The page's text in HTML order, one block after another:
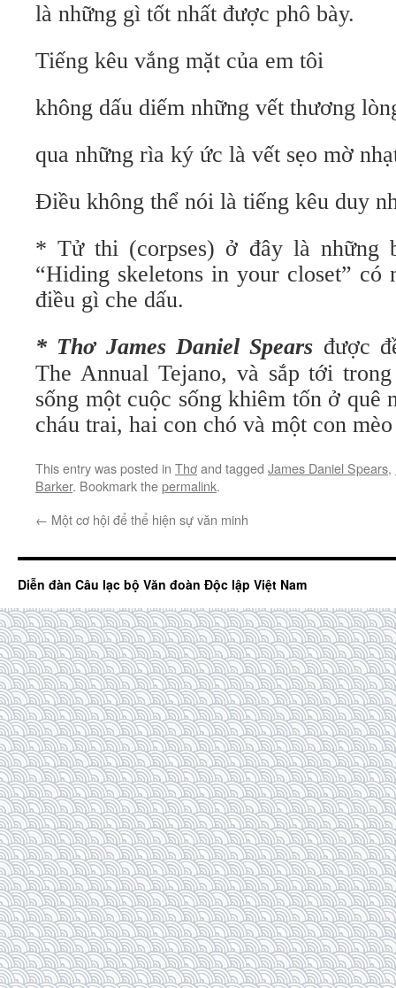
là những gì tốt nhất được phô bày.
Tiếng kêu vắng mặt của em tôi
không dấu diếm những vết thương
qua những rìa ký ức là vết sẹo mờ
Điều không thể nói là tiếng kêu duy
* Tử thi (corpses) ở đây là những
“Hiding skeletons in your closet” có
điều gì che dấu.
* Thơ James Daniel Spears được
The An­nual Tejano, và sắp tới
sống một cuộc sống khiêm tốn ở quê
cháu trai, hai con chó và một con
This entry was posted in Thơand tagged James Daniel Spears,
Barker. Bookmark thepermalink.
← Một cơ hội để thể hiện sự văn minh
Diễn đàn Câu lạc bộ Văn đoàn Độc lập Việt Nam